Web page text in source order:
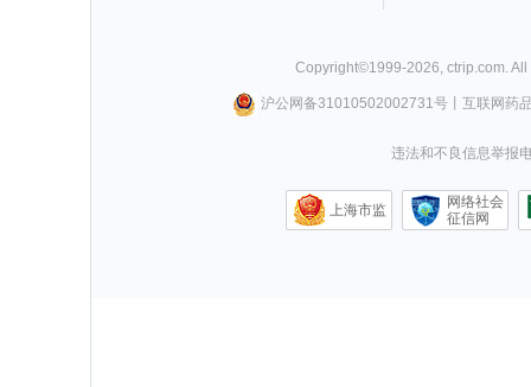
Copyright©1999-2026, ctrip.com.
沪公网备31010502002731号丨 互联网药
违法和不良信息举报
上海市监
网络社会
征信网